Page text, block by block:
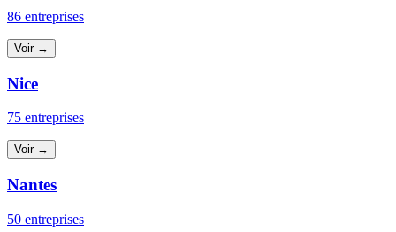
86 entreprises
Voir →
Nice
75 entreprises
Voir →
Nantes
50 entreprises